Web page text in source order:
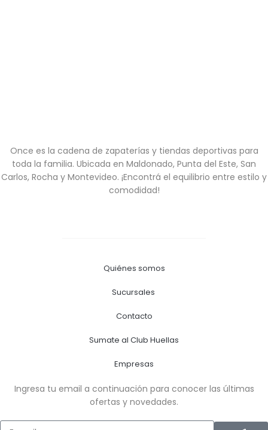
Once es la cadena de zapaterías y tiendas deportivas para
toda la familia. Ubicada en Maldonado, Punta del Este, San
Carlos, Rocha y Montevideo. ¡Encontrá el equilibrio entre estilo y
comodidad!
Quiénes somos
Sucursales
Contacto
Sumate al Club Huellas
Empresas
Ingresa tu email a continuación para conocer las últimas
ofertas y novedades.